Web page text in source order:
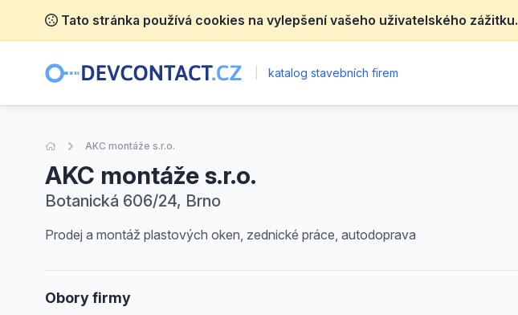
Tato stránka používá cookies na vylepšení vašeho uživatelského zážitku.
katalog stavebních firem
Úvodní stránka
AKC montáže s.r.o.
AKC montáže s.r.o.
Botanická 606/24, Brno
Prodej a montáž plastových oken, zednické práce, autodoprava
Obory firmy